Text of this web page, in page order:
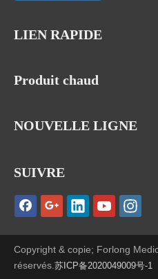
LIEN RAPIDE
Produit chaud
NOUVELLE LIGNE
SUIVRE
Copyright & copie; Forlong
réservés. 苏ICP备2020049009号-1